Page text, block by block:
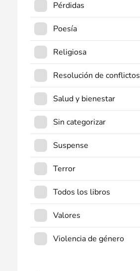
Pérdidas
Poesía
Religiosa
Resolución de conflictos
Salud y bienestar
Sin categorizar
Suspense
Terror
Todos los libros
Valores
Violencia de género